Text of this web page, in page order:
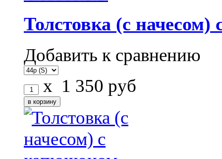
Толстовка (с
Добавить к сравнению
x 1 350 руб